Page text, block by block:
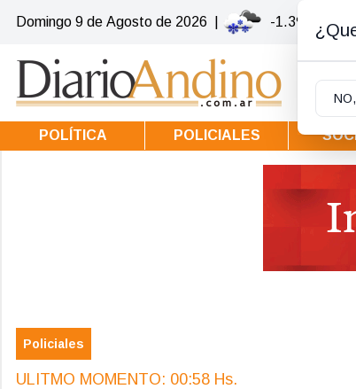
Domingo 9 de Agosto de 2026 -1.3ºc | Villa
POLÍTICA POLICIALES
Policiales
ULITMO MOMENTO: 00:58 Hs.